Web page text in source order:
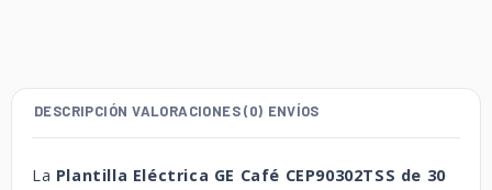
DESCRIPCIÓN VALORACIONES (0) ENVÍOS
La Plantilla Eléctrica GE Café CEP90302TSS de 30